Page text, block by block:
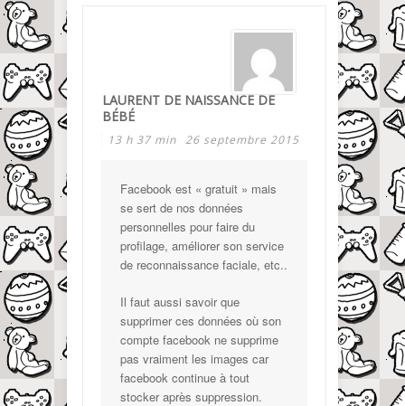
LAURENT DE NAISSANCE DE
BÉBÉ
13 h 37 min 26 septembre 2015
Facebook est « gratuit » mais
se sert de nos données
personnelles pour faire du
profilage, améliorer son service
de reconnaissance faciale, etc..
Il faut aussi savoir que
supprimer ces données où son
compte facebook ne supprime
pas vraiment les images car
facebook continue à tout
stocker après suppression.